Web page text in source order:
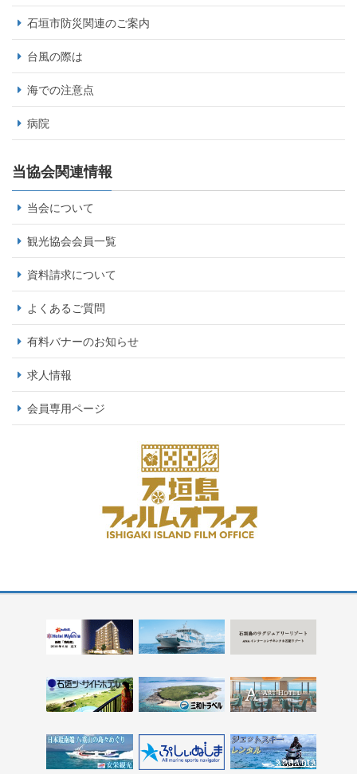
石垣市防災関連のご案内
台風の際は
海での注意点
病院
当協会関連情報
当会について
観光協会会員一覧
資料請求について
よくあるご質問
有料バナーのお知らせ
求人情報
会員専用ページ